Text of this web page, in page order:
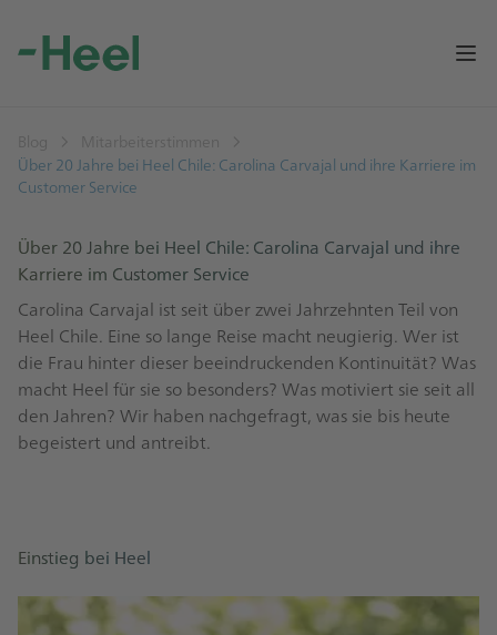
Blog
Mitarbeiterstimmen
Über 20 Jahre bei Heel Chile: Carolina Carvajal und ihre Karriere im
Customer Service
Über 20 Jahre bei Heel Chile: Carolina Carvajal und ihre
Karriere im Customer Service
Carolina Carvajal ist seit über zwei Jahrzehnten Teil von
Heel Chile. Eine so lange Reise macht neugierig. Wer ist
die Frau hinter dieser beeindruckenden Kontinuität? Was
macht Heel für sie so besonders? Was motiviert sie seit all
den Jahren? Wir haben nachgefragt, was sie bis heute
begeistert und antreibt.
Einstieg bei Heel